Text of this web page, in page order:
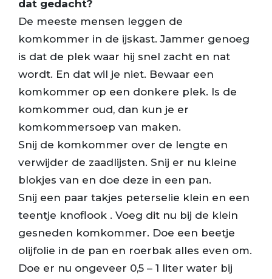
dat gedacht?
De meeste mensen leggen de
komkommer in de ijskast. Jammer genoeg
is dat de plek waar hij snel zacht en nat
wordt. En dat wil je niet. Bewaar een
komkommer op een donkere plek. Is de
komkommer oud, dan kun je er
komkommersoep van maken.
Snij de komkommer over de lengte en
verwijder de zaadlijsten. Snij er nu kleine
blokjes van en doe deze in een pan.
Snij een paar takjes peterselie klein en een
teentje knoflook . Voeg dit nu bij de klein
gesneden komkommer. Doe een beetje
olijfolie in de pan en roerbak alles even om.
Doe er nu ongeveer 0,5 – 1 liter water bij